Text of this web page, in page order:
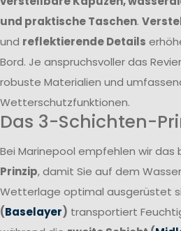
und praktische Taschen.
und reflektierende Details
Bord. Je anspruchsvoller das
robuste Materialien und
Wetterschutzfunktionen.
Das 3-Schichten-
Bei Marinepool empfehlen wir das
Prinzip, damit Sie auf dem
Wetterlage optimal ausgerüstet
(Baselayer) transportiert